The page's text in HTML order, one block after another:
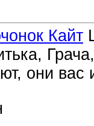
Кайт
они вас